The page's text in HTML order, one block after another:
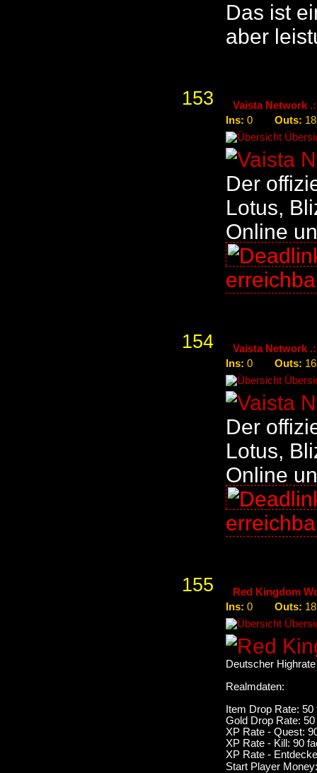
Das ist
aber
153
Vaista Network
Ins: 0 Outs:
Der
Lotus,
Online
154
Vaista Network
Ins: 0 Outs:
Der
Lotus,
Online
155
Red Kingdom
Ins: 0 Outs:
Deutscher
Realmdaten:
Item Drop Rate: 50
Gold Drop Rate:
XP Rate - Quest:
XP Rate - Kill: 90
XP Rate -
Start Player